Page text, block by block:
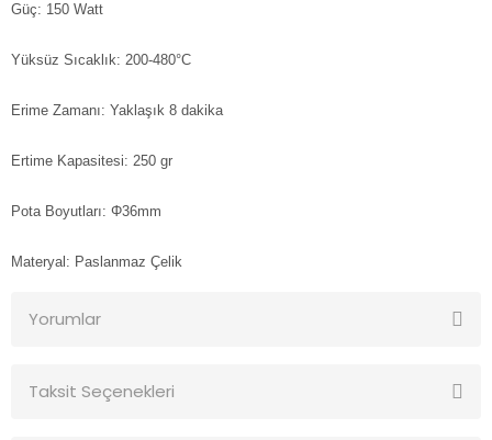
Güç: 150 Watt
Yüksüz Sıcaklık: 200-480°C
Erime Zamanı: Yaklaşık 8 dakika
Ertime Kapasitesi: 250 gr
Pota Boyutları: Φ36mm
Materyal: Paslanmaz Çelik
Yorumlar
Taksit Seçenekleri